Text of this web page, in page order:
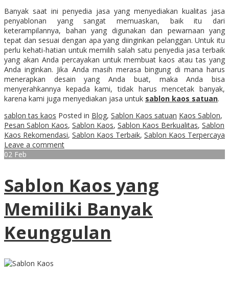
Banyak saat ini penyedia jasa yang menyediakan kualitas jasa
penyablonan yang sangat memuaskan, baik itu dari
keterampilannya, bahan yang digunakan dan pewarnaan yang
tepat dan sesuai dengan apa yang diinginkan pelanggan. Untuk itu
perlu kehati-hatian untuk memilih salah satu penyedia jasa terbaik
yang akan Anda percayakan untuk membuat kaos atau tas yang
Anda inginkan. Jika Anda masih merasa bingung di mana harus
menerapkan desain yang Anda buat, maka Anda bisa
menyerahkannya kepada kami, tidak harus mencetak banyak,
karena kami juga menyediakan jasa untuk sablon kaos satuan.
sablon tas kaos Posted in Blog, Sablon Kaos satuan Kaos Sablon,
Pesan Sablon Kaos, Sablon Kaos, Sablon Kaos Berkualitas, Sablon
Kaos Rekomendasi, Sablon Kaos Terbaik, Sablon Kaos Terpercaya
Leave a comment
02 Feb
Sablon Kaos yang
Memiliki Banyak
Keunggulan